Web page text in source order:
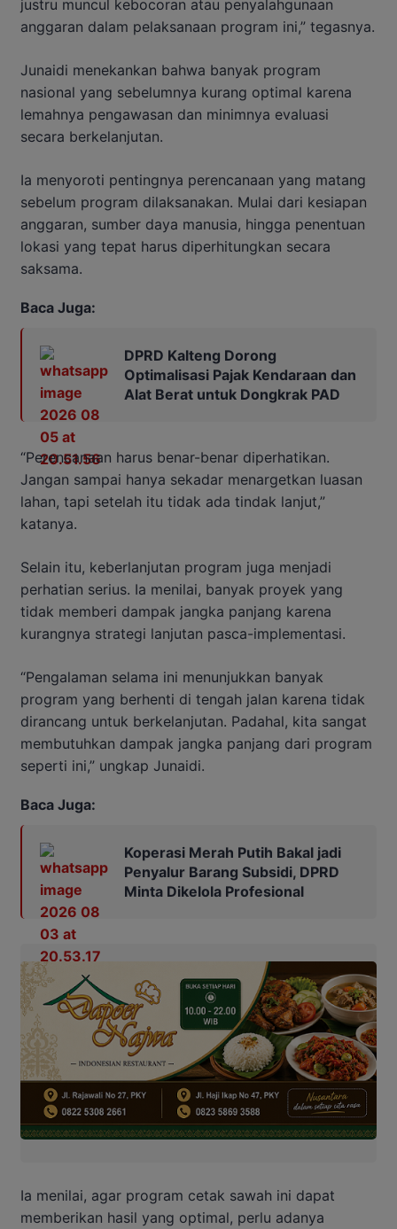
justru muncul kebocoran atau penyalahgunaan
anggaran dalam pelaksanaan program ini,” tegasnya.
Junaidi menekankan bahwa banyak program
nasional yang sebelumnya kurang optimal karena
lemahnya pengawasan dan minimnya evaluasi
secara berkelanjutan.
Ia menyoroti pentingnya perencanaan yang matang
sebelum program dilaksanakan. Mulai dari kesiapan
anggaran, sumber daya manusia, hingga penentuan
lokasi yang tepat harus diperhitungkan secara
saksama.
Baca Juga:
DPRD Kalteng Dorong
Optimalisasi Pajak Kendaraan dan
Alat Berat untuk Dongkrak PAD
“Perencanaan harus benar-benar diperhatikan.
Jangan sampai hanya sekadar menargetkan luasan
lahan, tapi setelah itu tidak ada tindak lanjut,”
katanya.
Selain itu, keberlanjutan program juga menjadi
perhatian serius. Ia menilai, banyak proyek yang
tidak memberi dampak jangka panjang karena
kurangnya strategi lanjutan pasca-implementasi.
“Pengalaman selama ini menunjukkan banyak
program yang berhenti di tengah jalan karena tidak
dirancang untuk berkelanjutan. Padahal, kita sangat
membutuhkan dampak jangka panjang dari program
seperti ini,” ungkap Junaidi.
Baca Juga:
Koperasi Merah Putih Bakal jadi
Penyalur Barang Subsidi, DPRD
Minta Dikelola Profesional
Ia menilai, agar program cetak sawah ini dapat
memberikan hasil yang optimal, perlu adanya